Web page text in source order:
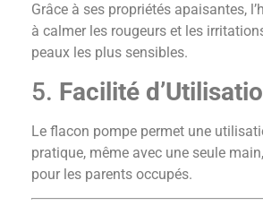
Grâce à ses propriétés apaisantes,
à calmer les rougeurs et les
peaux les plus sensibles.
5. Facilité
Le flacon pompe permet une
pratique, même avec une seule
pour les parents occupés.